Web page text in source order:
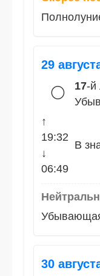
29
🌕 17-й
↑
19:32
↓
06:49
В
30